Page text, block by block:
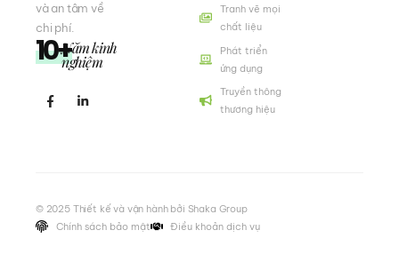
và an tâm về
chi phí.
10+Năm kinh
nghiệm
Tranh vẽ mọi
chất liệu
Phát triển
ứng dụng
Truyền thông
thương hiệu
© 2025 Thiết kế và vận hành bởi Shaka Group
Chính sách bảo mật
Điều khoản dịch vụ